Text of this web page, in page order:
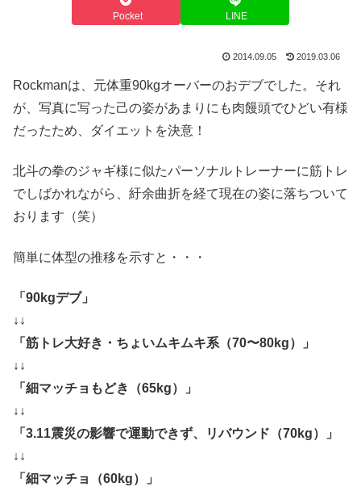
Pocket LINE
2014.09.05 2019.03.06
Rockmanは、元体重90kgオーバーのおデブでした。それ
が、写真に写った己の姿があまりにも肉饅頭でひどい有様
だったため、ダイエットを決意！
北斗の拳のジャギ様に似たパーソナルトレーナーに筋トレ
でしばかれながら、紆余曲折を経て現在の姿に落ちついて
おります（笑）
簡単に体型の推移を示すと・・・
「90kgデブ」
↓↓
「筋トレ大好き・ちょいムキムキ系（70〜80kg）」
↓↓
「細マッチョもどき（65kg）」
↓↓
「3.11震災の影響で運動できず、リバウンド（70kg）」
↓↓
「細マッチョ（60kg）」